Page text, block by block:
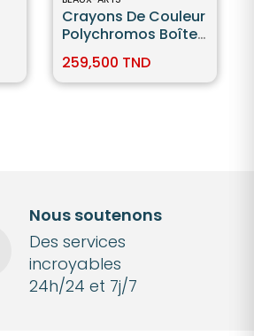
Crayons De Couleur
Polychromos Boîte
Faber-Castell
259,500 TND
Nous soutenons
Des services
incroyables
24h/24 et 7j/7